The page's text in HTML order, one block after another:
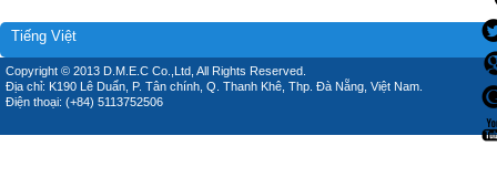
Tiếng Việt
Copyright © 2013 D.M.E.C Co.,Ltd, All Rights Reserved.
Địa chỉ: K190 Lê Duẩn, P. Tân chính, Q. Thanh Khê, Thp. Đà Nẵng, Việt Nam.
Điện thoại: (+84) 5113752506